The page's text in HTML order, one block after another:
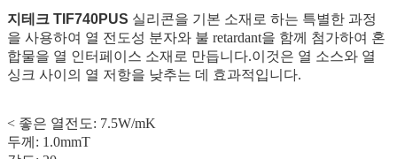
지테크 TIF740PUS 실리콘을 기본 소재로 하는 특별한 과정
을 사용하여 열 전도성 분자와 불 retardant을 함께 첨가하여 혼
합물을 열 인터페이스 소재로 만듭니다.이것은 열 소스와 열
싱크 사이의 열 저항을 낮추는 데 효과적입니다.
< 좋은 열전도: 7.5W/mK
두께: 1.0mmT